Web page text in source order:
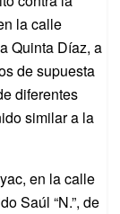
la calle
Quinta Díaz, a
de supuesta
diferentes
similar a la
en la calle
Saúl “N.”, de